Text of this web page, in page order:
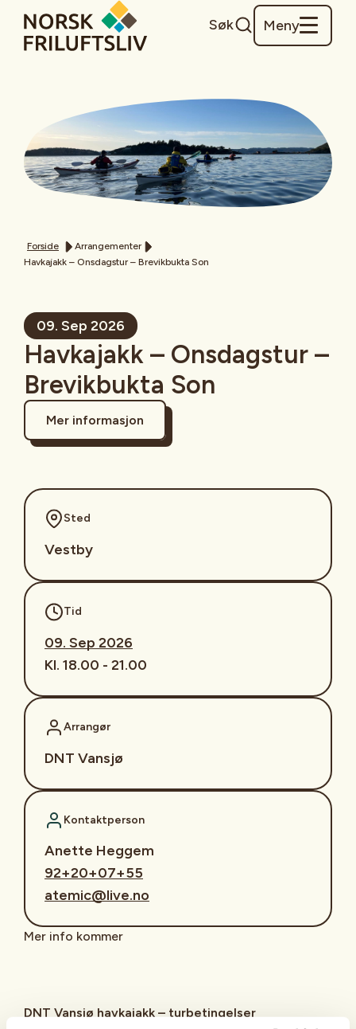
Søk Meny
Forside
Arrangementer
Havkajakk – Onsdagstur – Brevikbukta Son
09. Sep 2026
Havkajakk – Onsdagstur –
Brevikbukta Son
Mer informasjon
Sted
Vestby
Tid
09. Sep 2026
Kl. 18.00 - 21.00
Arrangør
DNT Vansjø
Kontaktperson
Anette Heggem
92+20+07+55
atemic@live.no
Mer info kommer
DNT Vansjø havkajakk – turbetingelser